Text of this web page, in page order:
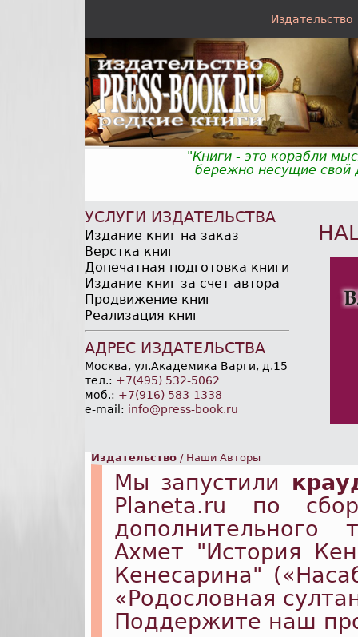
Издательство
"Книги - это корабли
бережно несущие свой
УСЛУГИ ИЗДАТЕЛЬСТВА
Издание книг на заказ
Верстка книг
Допечатная подготовка книги
Издание книг за счет автора
Продвижение книг
Реализация книг
АДРЕС ИЗДАТЕЛЬСТВА
Москва, ул.Академика Варги, д.15
тел.: +7(495) 532-5062
моб.: +7(916) 583-1338
e-mail: info@press-book.ru
Издательство / Наши Авторы
Мы запустили
Planeta.ru по
дополнительного
Ахмет "История
Кенесарина"
«Родословная
Поддержите наш